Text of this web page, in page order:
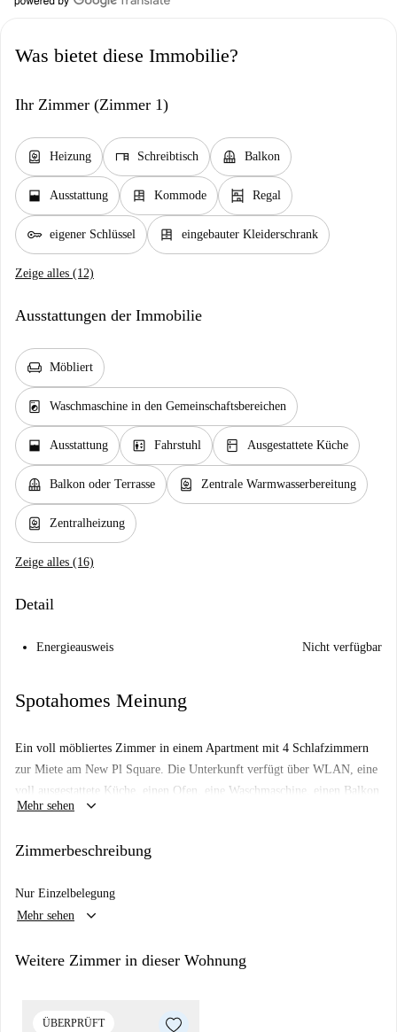
Was bietet diese Immobilie?
Ihr Zimmer (Zimmer 1)
water_heater Heizung desk Schreibtisch balcony Balkon
window_open Ausstattung dresser Kommode shelves Regal
key eigener Schlüssel dresser eingebauter Kleiderschrank
Zeige alles (12)
Ausstattungen der Immobilie
chair Möbliert
local_laundry_service Waschmaschine in den Gemeinschaftsbereichen
window_open Ausstattung elevator Fahrstuhl kitchen Ausgestattete Küche
balcony Balkon oder Terrasse water_heater Zentrale Warmwasserbereitung
water_heater Zentralheizung
Zeige alles (16)
Detail
Energieausweis Nicht verfügbar
Spotahomes Meinung
Ein voll möbliertes Zimmer in einem Apartment mit 4 Schlafzimmern
zur Miete am New Pl Square. Die Unterkunft verfügt über WLAN, eine
voll ausgestattete Küche, einen Ofen, eine Waschmaschine, einen Balkon
und vieles mehr. Es befindet sich neben der U-Bahnstation Bermondsey
Mehr sehen keyboard_arrow_down
Zimmerbeschreibung
Nur Einzelbelegung
Mehr sehen
keyboard_arrow_down
Weitere Zimmer in dieser Wohnung
ÜBERPRÜFT